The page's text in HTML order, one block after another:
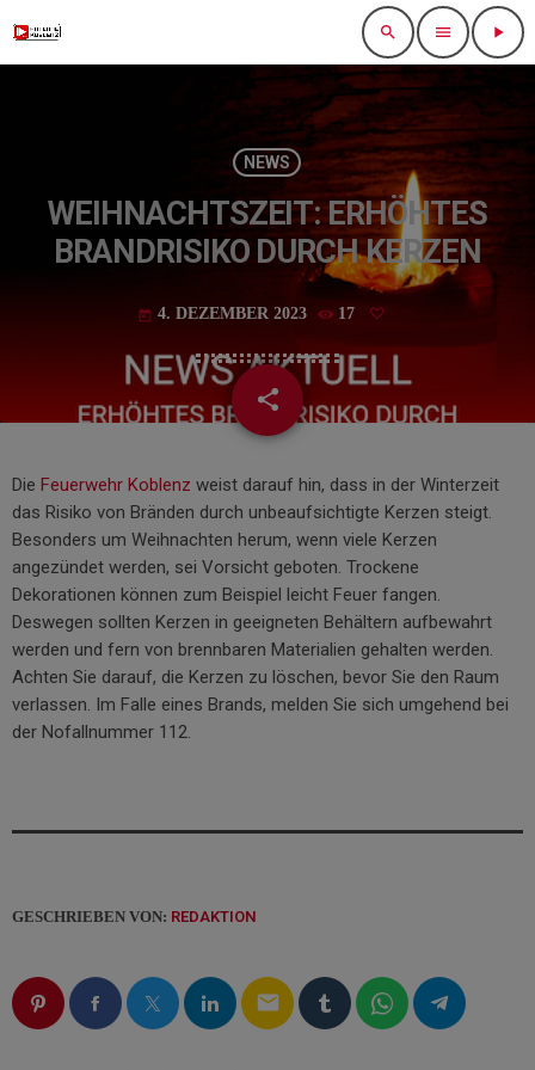
search menu play_arrow
NEWS
WEIHNACHTSZEIT: ERHÖHTES
BRANDRISIKO DURCH KERZEN
today 4. DEZEMBER 2023 17
share
email
Die Feuerwehr Koblenz weist darauf hin, dass in der Winterzeit
das Risiko von Bränden durch unbeaufsichtigte Kerzen steigt.
Besonders um Weihnachten herum, wenn viele Kerzen
angezündet werden, sei Vorsicht geboten. Trockene
Dekorationen können zum Beispiel leicht Feuer fangen.
Deswegen sollten Kerzen in geeigneten Behältern aufbewahrt
werden und fern von brennbaren Materialien gehalten werden.
Achten Sie darauf, die Kerzen zu löschen, bevor Sie den Raum
verlassen. Im Falle eines Brands, melden Sie sich umgehend bei
der Nofallnummer 112.
GESCHRIEBEN VON: REDAKTION
email